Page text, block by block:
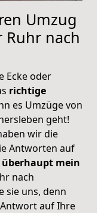
Umzug
nach
Ecke oder
richtige
es Umzüge von
geht!
wir die
Antworten auf
mein
nach
sie uns, denn
auf Ihre